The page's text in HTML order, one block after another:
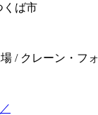
くば市
/ クレーン・フ